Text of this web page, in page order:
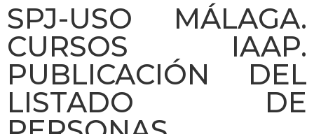
SPJ-USO MÁLAGA.
CURSOS IAAP.
PUBLICACIÓN DEL
LISTADO DE